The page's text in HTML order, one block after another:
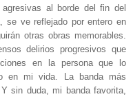
al borde del fin del
se ve reflejado por entero en
otras obras memorables.
delirios progresivos que
en la persona que lo
en mi vida. La banda más
sin duda, mi banda favorita,